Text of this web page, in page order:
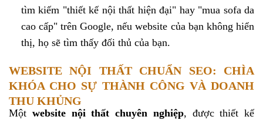
tìm kiếm "thiết kế nội thất hiện đại" hay "mua sofa da
cao cấp" trên Google, nếu website của bạn không hiển
thị, họ sẽ tìm thấy đối thủ của bạn.
WEBSITE NỘI THẤT CHUẨN SEO: CHÌA
KHÓA CHO SỰ THÀNH CÔNG VÀ DOANH
THU KHỦNG
Một website nội thất chuyên nghiệp, được thiết kế